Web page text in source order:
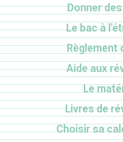
Donner
Le bac à
Règlement
Aide aux
Le
Livres de
Choisir sa